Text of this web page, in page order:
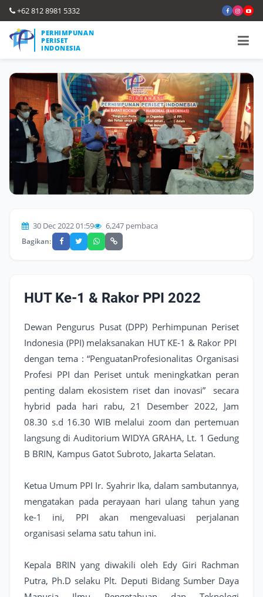
+62 812 8981 5332
PERHIMPUNAN
PERISET
INDONESIA
30 Dec 2022 01:59 6,247 pembaca
Bagikan:
HUT Ke-1 & Rakor PPI 2022
Dewan Pengurus Pusat (DPP) Perhimpunan Periset
Indonesia (PPI) melaksanakan HUT KE-1 & Rakor PPI
dengan tema : “PenguatanProfesionalitas Organisasi
Profesi PPI dan Periset untuk meningkatkan peran
penting dalam ekosistem riset dan inovasi” secara
hybrid pada hari rabu, 21 Desember 2022, Jam
08.30 s.d 16.30 WIB melalui zoom dan pertemuan
langsung di Auditorium WIDYA GRAHA, Lt. 1 Gedung
B BRIN, Kampus Gatot Subroto, Jakarta Selatan.
Ketua Umum PPI Ir. Syahrir Ika, dalam sambutannya,
mengatakan pada perayaan hari ulang tahun yang
ke-1 ini, PPI akan mengevaluasi perjalanan
organisasi selama satu tahun ini.
Kepala BRIN yang diwakili oleh Edy Giri Rachman
Putra, Ph.D selaku Plt. Deputi Bidang Sumber Daya